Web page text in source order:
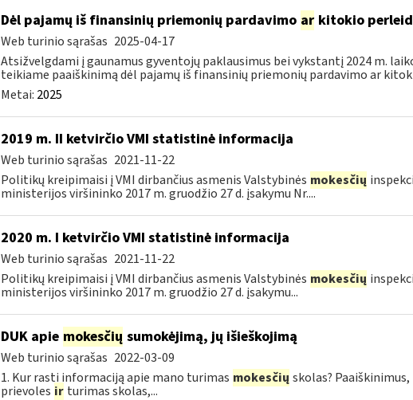
Dėl pajamų iš finansinių priemonių pardavimo arkitokio
Web turinio sąrašas 2025-04-17
Atsižvelgdami į gaunamus gyventojų paklausimus bei vykstantį 2024 m.
teikiame paaiškinimą dėl pajamų iš finansinių priemonių pardavimo ar
Metai: 2025
2019 m. II ketvirčio VMI statistinė informacija
Web turinio sąrašas 2021-11-22
Politikų kreipimaisi į VMI dirbančius asmenis Valstybinės mokesčių
ministerijos viršininko 2017 m. gruodžio 27 d. įsakymu Nr....
2020 m. I ketvirčio VMI statistinė informacija
Web turinio sąrašas 2021-11-22
Politikų kreipimaisi į VMI dirbančius asmenis Valstybinės mokesčių
ministerijos viršininko 2017 m. gruodžio 27 d. įsakymu...
DUK apie mokesčių sumokėjimą, jų išieškojimą
Web turinio sąrašas 2022-03-09
1. Kur rasti informaciją apie mano turimas mokesčių skolas?
prievoles ir turimas skolas,...